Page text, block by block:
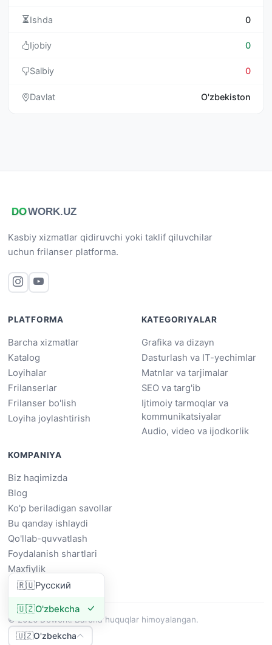
Ishda 0
Ijobiy 0
Salbiy 0
Davlat O'zbekiston
Kasbiy xizmatlar qidiruvchi yoki taklif qiluvchilar
uchun frilanser platforma.
PLATFORMA
Barcha xizmatlar
Katalog
Loyihalar
Frilanserlar
Frilanser bo'lish
Loyiha joylashtirish
KATEGORIYALAR
Grafika va dizayn
Dasturlash va IT-yechimlar
Matnlar va tarjimalar
SEO va targ'ib
Ijtimoiy tarmoqlar va
kommunikatsiyalar
Audio, video va ijodkorlik
KOMPANIYA
Biz haqimizda
Blog
Ko'p beriladigan savollar
Bu qanday ishlaydi
Qo'llab-quvvatlash
Foydalanish shartlari
Maxfiylik
© 2026 Dowork. Barcha huquqlar himoyalangan.
🇺🇿O'zbekcha
🇷🇺Русский
🇺🇿O'zbekcha